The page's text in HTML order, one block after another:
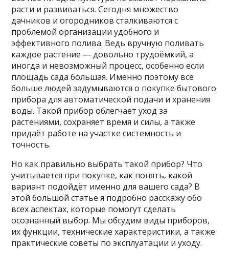
расти и развиваться. Сегодня множество
дачников и огородников сталкиваются с
проблемой организации удобного и
эффективного полива. Ведь вручную поливать
каждое растение — довольно трудоёмкий, а
иногда и невозможный процесс, особенно если
площадь сада большая. Именно поэтому всё
больше людей задумываются о покупке бытового
прибора для автоматической подачи и хранения
воды. Такой прибор облегчает уход за
растениями, сохраняет время и силы, а также
придаёт работе на участке системность и
точность.
Но как правильно выбрать такой прибор? Что
учитывается при покупке, как понять, какой
вариант подойдёт именно для вашего сада? В
этой большой статье я подробно расскажу обо
всех аспектах, которые помогут сделать
осознанный выбор. Мы обсудим виды приборов,
их функции, технические характеристики, а также
практические советы по эксплуатации и уходу.